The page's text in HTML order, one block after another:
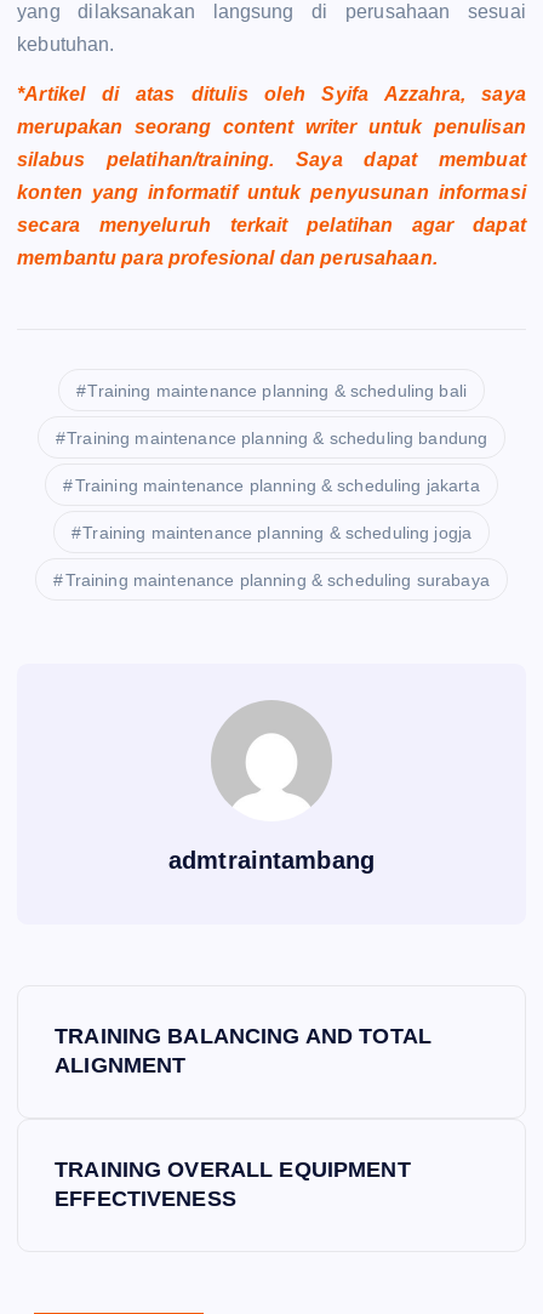
yang dilaksanakan langsung di perusahaan sesuai
kebutuhan.
*Artikel di atas ditulis oleh Syifa Azzahra, saya
merupakan seorang content writer untuk penulisan
silabus pelatihan/training. Saya dapat membuat
konten yang informatif untuk penyusunan informasi
secara menyeluruh terkait pelatihan agar dapat
membantu para profesional dan perusahaan.
Training maintenance planning & scheduling bali
Training maintenance planning & scheduling bandung
Training maintenance planning & scheduling jakarta
Training maintenance planning & scheduling jogja
Training maintenance planning & scheduling surabaya
admtraintambang
TRAINING BALANCING AND TOTAL
ALIGNMENT
TRAINING OVERALL EQUIPMENT
EFFECTIVENESS